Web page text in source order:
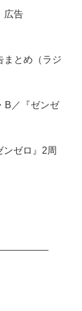
広告
まとめ（ラジ
B／『ゼンゼ
ゼロ』2周